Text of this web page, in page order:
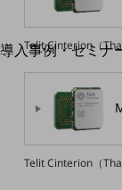
別ウィンドウで開き
サービスをご利用中
導入事例・セミナ
導入事例TOP
最新の導入事例や注目
開催・出展する各種セ
Telit Cinterion（
Telit Cinterion（